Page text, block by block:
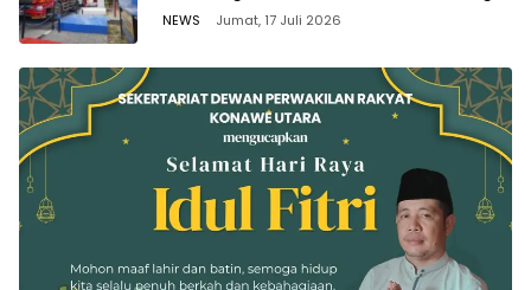
di Seluruh Wilayah Sulawesi
NEWS Jumat, 17 Juli 2026